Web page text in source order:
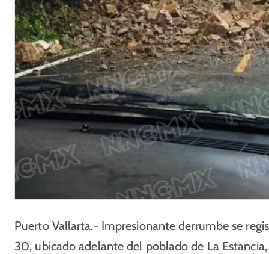
Puerto Vallarta.- Impresionante derrumbe se
30, ubicado adelante del poblado de La